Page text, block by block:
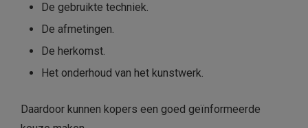
De gebruikte techniek.
De afmetingen.
De herkomst.
Het onderhoud van het kunstwerk.
Daardoor kunnen kopers een goed geïnformeerde